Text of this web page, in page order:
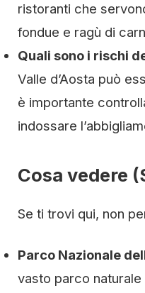
ristoranti che
fondue e ragù di
Quali sono i rischi
Valle d’Aosta può
è importante
indossare
Cosa vedere
Se ti trovi qui, non
Parco Nazionale
vasto parco